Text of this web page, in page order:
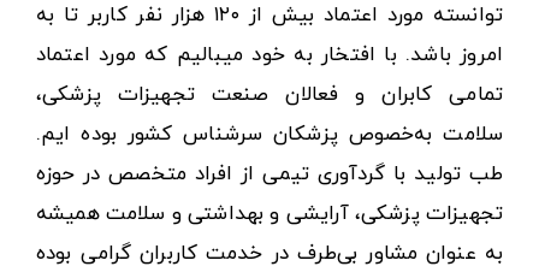
توانسته مورد اعتماد بیش از ۱۲۰ هزار نفر کاربر تا به
امروز باشد. با افتخار به خود میبالیم که مورد اعتماد
تمامی کابران و فعالان صنعت تجهیزات پزشکی،
سلامت به‌خصوص پزشکان سرشناس کشور بوده ایم.
طب تولید با گردآوری تیمی از افراد متخصص در حوزه
تجهیزات پزشکی، آرایشی و بهداشتی و سلامت همیشه
به عنوان مشاور بی‌طرف در خدمت کاربران گرامی بوده